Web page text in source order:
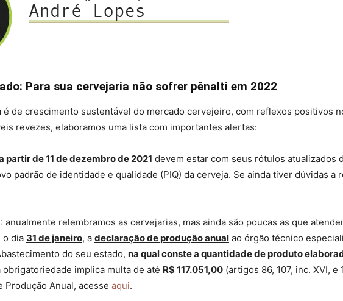
Para sua cervejaria não sofrer pênalti em 2022
de crescimento sustentável do mercado cervejeiro, com reflexos positivos
revezes, elaboramos uma lista com importantes alertas:
partir de 11 de dezembro de 2021 devem estar com seus rótulos atualizados
padrão de identidade e qualidade (PIQ) da cerveja. Se ainda tiver dúvidas a
anualmente relembramos as cervejarias, mas ainda são poucas as que
o dia 31 de janeiro, a declaração de produção anual ao órgão técnico
do seu estado, na qual conste a quantidade de produto
implica multa de até R$ 117.051,00 (artigos 86, 107, inc. XVI, e
Produção Anual, acesse aqui.